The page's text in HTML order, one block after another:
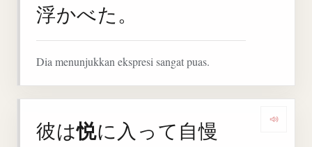
浮かべた。
Dia menunjukkan ekspresi sangat puas.
彼は悦に入って自慢